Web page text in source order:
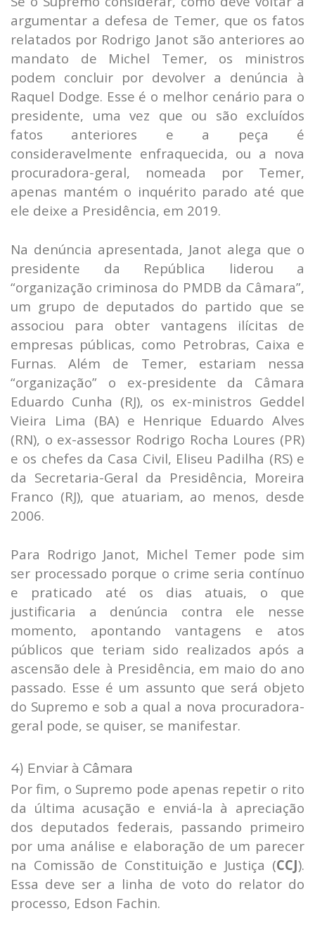
argumentar a defesa de Temer, que os fatos
relatados por Rodrigo Janot são anteriores ao
mandato de Michel Temer, os ministros
podem concluir por devolver a denúncia à
Raquel Dodge. Esse é o melhor cenário para o
presidente, uma vez que ou são excluídos
fatos anteriores e a peça é
consideravelmente enfraquecida, ou a nova
procuradora-geral, nomeada por Temer,
apenas mantém o inquérito parado até que
ele deixe a Presidência, em 2019.
Na denúncia apresentada, Janot alega que o
presidente da República liderou a
“organização criminosa do PMDB da Câmara”,
um grupo de deputados do partido que se
associou para obter vantagens ilícitas de
empresas públicas, como Petrobras, Caixa e
Furnas. Além de Temer, estariam nessa
“organização” o ex-presidente da Câmara
Eduardo Cunha (RJ), os ex-ministros Geddel
Vieira Lima (BA) e Henrique Eduardo Alves
(RN), o ex-assessor Rodrigo Rocha Loures (PR)
e os chefes da Casa Civil, Eliseu Padilha (RS) e
da Secretaria-Geral da Presidência, Moreira
Franco (RJ), que atuariam, ao menos, desde
2006.
Para Rodrigo Janot, Michel Temer pode sim
ser processado porque o crime seria contínuo
e praticado até os dias atuais, o que
justificaria a denúncia contra ele nesse
momento, apontando vantagens e atos
públicos que teriam sido realizados após a
ascensão dele à Presidência, em maio do ano
passado. Esse é um assunto que será objeto
do Supremo e sob a qual a nova procuradora-
geral pode, se quiser, se manifestar.
4) Enviar à Câmara
Por fim, o Supremo pode apenas repetir o rito
da última acusação e enviá-la à apreciação
dos deputados federais, passando primeiro
por uma análise e elaboração de um parecer
na Comissão de Constituição e Justiça (CCJ).
Essa deve ser a linha de voto do relator do
processo, Edson Fachin.